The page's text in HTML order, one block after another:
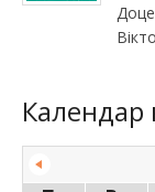
Календар